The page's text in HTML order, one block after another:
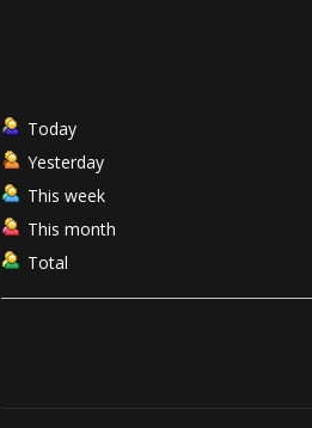
Today
Yesterday
This week
This month
Total